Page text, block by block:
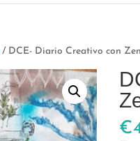
/ DCE- Diario Creativo con
€